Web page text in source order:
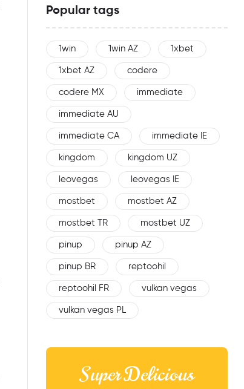
Popular tags
1win 1win AZ 1xbet
1xbet AZ codere
codere MX immediate
immediate AU
immediate CA immediate IE
kingdom kingdom UZ
leovegas leovegas IE
mostbet mostbet AZ
mostbet TR mostbet UZ
pinup pinup AZ
pinup BR reptoohil
reptoohil FR vulkan vegas
vulkan vegas PL
Super Delicious